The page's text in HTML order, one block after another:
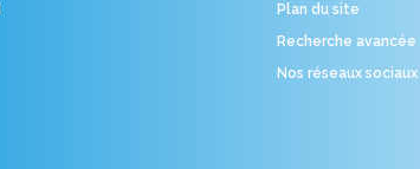
Plan du site
Recherche avancée
Nos réseaux sociaux